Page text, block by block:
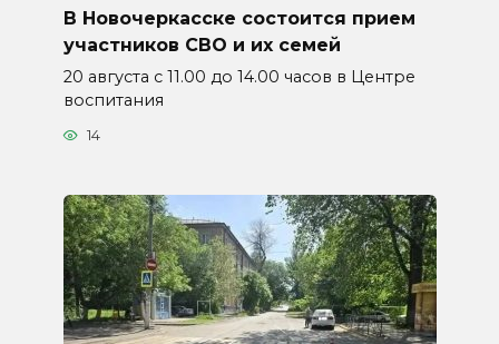
В Новочеркасске состоится прием
участников СВО и их семей
20 августа с 11.00 до 14.00 часов в Центре
воспитания
14